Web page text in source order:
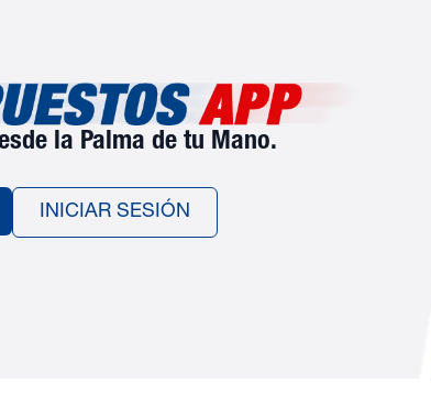
la Palma de tu Mano.
INICIAR SESIÓN